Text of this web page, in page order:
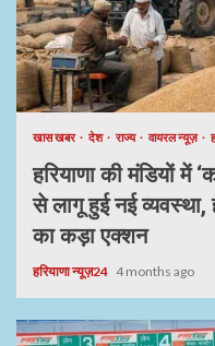
खास खबर देश राज्य वायरल न्यूज़
हरियाणा की मंडियों में
से लागू हुई नई
का कड़ा एक्शन
हरियाणा न्यूज़24 4 months ago